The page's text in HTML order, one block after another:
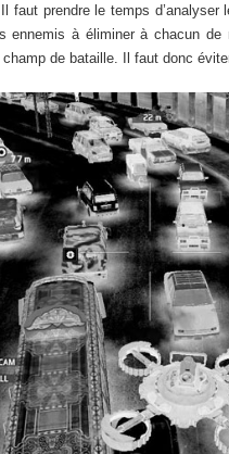
faut prendre le temps
ennemis à éliminer à chacun
de bataille. Il faut donc